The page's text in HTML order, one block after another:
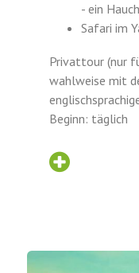
- ein
Safari im
Privattour (nur
wahlweise mit
Beginn: täglich